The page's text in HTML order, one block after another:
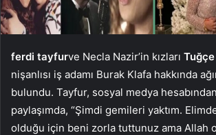
ferdi tayfurve Necla Nazir’in kızları
nişanlısı iş adamı Burak Klafa hakkında
bulundu. Tayfur, sosyal medya hesabından
paylaşımda, “Şimdi gemileri yaktım.
olduğu için beni zorla tuttunuz ama Allah